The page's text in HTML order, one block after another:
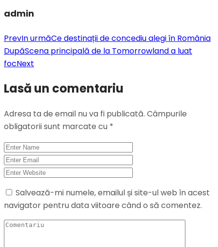
admin
PrevIn urmăCe destinații de concediu alegi în România
DupăScena principală de la Tomorrowland a luat
focNext
Lasă un comentariu
Adresa ta de email nu va fi publicată. Câmpurile
obligatorii sunt marcate cu *
Salvează-mi numele, emailul și site-ul web în acest
navigator pentru data viitoare când o să comentez.